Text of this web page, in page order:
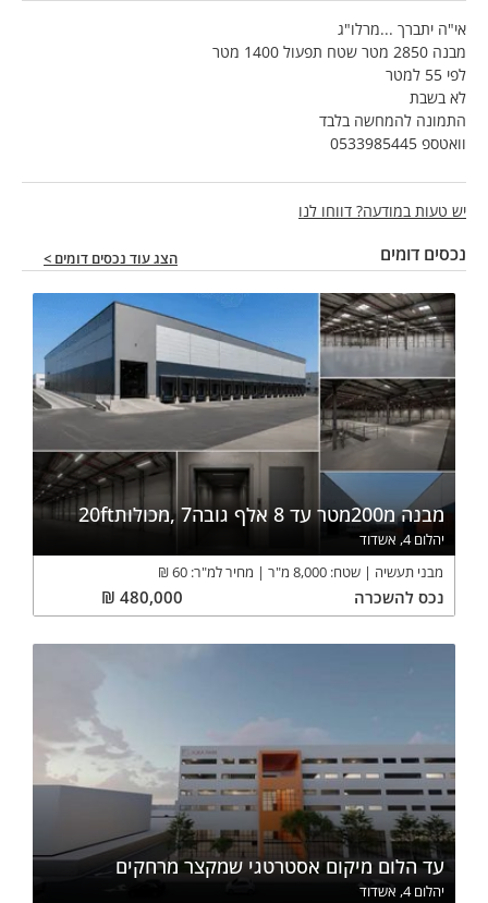
אי"ה יתברך ...מרלו"ג
מבנה 2850 מטר שטח תפעול 1400 מטר
לפי 55 למטר
לא בשבת
התמונה להמחשה בלבד
וואטספ 0533985445
יש טעות במודעה? דווחו לנו
נכסים דומים הצג עוד נכסים דומים >
מבנה מ200מטר עד 8 אלף גובה7 ,מכולות20ft
יהלום 4, אשדוד
מבני תעשיה
שטח: 8,000 מ"ר מחיר למ"ר: 60
₪
נכס להשכרה 480,000
₪
עד הלום מיקום אסטרטגי שמקצר מרחקים
יהלום 4, אשדוד